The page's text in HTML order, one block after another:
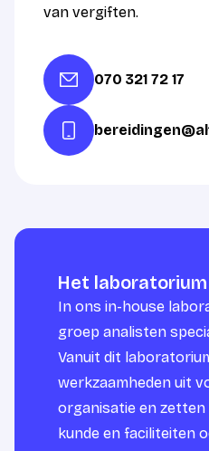
van vergiften.
070 321 72 17
Het laboratorium
In ons in-house
groep analisten
Vanuit dit
werkzaamheden uit
organisatie en zetten
kunde en faciliteiten